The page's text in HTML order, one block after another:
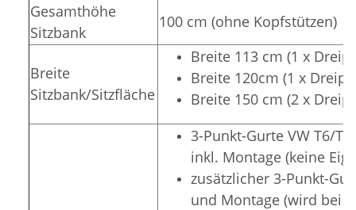
Gesamthöhe
Sitzbank
100 cm (ohne Kopfstützen)
Breite
Sitzbank/Sitzfläche
Breite 113 cm (1 x
Breite 120cm (1 x
Breite 150 cm (2 x
3-Punkt-Gurte VW T6/
inkl. Montage (keine
zusätzlicher 3-Punkt-
und Montage (wird bei